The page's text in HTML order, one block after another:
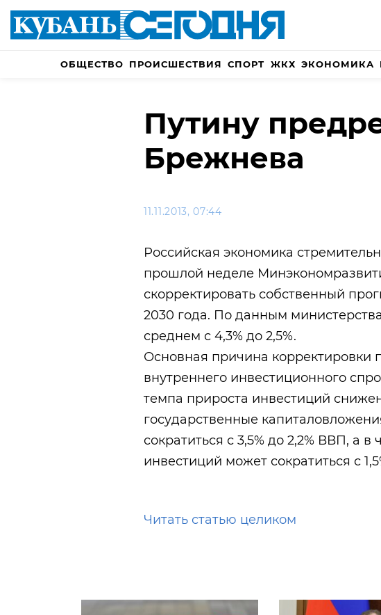
ОБЩЕСТВО ПРОИСШЕСТВИЯ СПОРТ ЖКХ ЭКОНОМИКА
Путину
Брежнева
11.11.2013, 07:44
Российская экономика
прошлой неделе
скорректировать собственный
2030 года. По данным
среднем с 4,3% до 2,5%.
Основная причина корректировки
внутреннего инвестиционного
темпа прироста инвестиций
государственные
сократиться с 3,5% до 2,2% ВВП, а
инвестиций может сократиться с
Читать статью целиком